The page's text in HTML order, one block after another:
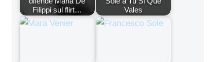
Filippi sul flirt…
Vales